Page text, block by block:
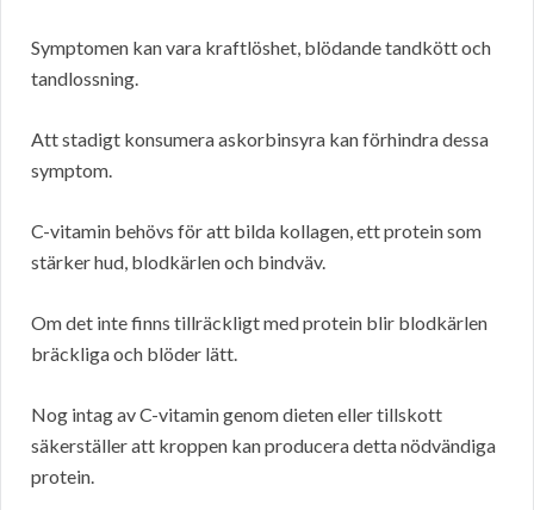
Symptomen kan vara kraftlöshet, blödande tandkött och
tandlossning.
Att stadigt konsumera askorbinsyra kan förhindra dessa
symptom.
C-vitamin behövs för att bilda kollagen, ett protein som
stärker hud, blodkärlen och bindväv.
Om det inte finns tillräckligt med protein blir blodkärlen
bräckliga och blöder lätt.
Nog intag av C-vitamin genom dieten eller tillskott
säkerställer att kroppen kan producera detta nödvändiga
protein.